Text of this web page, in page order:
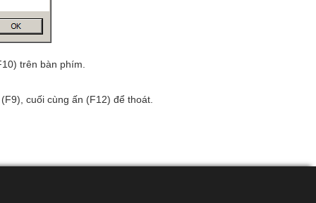
trên bàn phím.
cuối cùng ấn (F12) để thoát.